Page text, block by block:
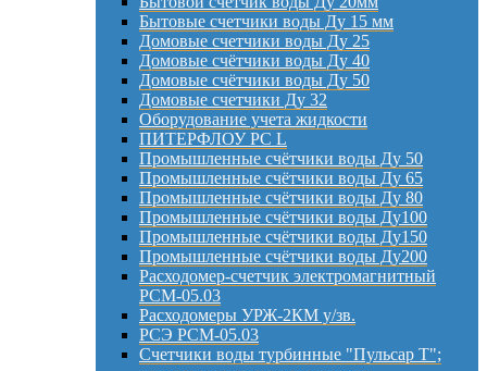
Бытовые счетчики воды Ду 15 мм
Домовые счетчики воды Ду 25
Домовые счётчики воды Ду 40
Домовые счётчики воды Ду 50
Домовые счетчики Ду 32
Оборудование учета жидкости
ПИТЕРФЛОУ РС L
Промышленные счётчики воды Ду 50
Промышленные счётчики воды Ду 65
Промышленные счётчики воды Ду 80
Промышленные счётчики воды Ду100
Промышленные счётчики воды Ду150
Промышленные счётчики воды Ду200
Расходомер-счетчик электромагнитный
РСМ-05.03
Расходомеры УРЖ-2КМ у/зв.
РСЭ РСМ-05.03
Счетчики воды турбинные "Пульсар Т";